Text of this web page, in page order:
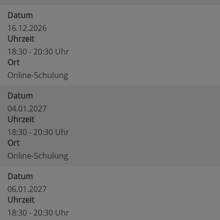
Datum
16.12.2026
Uhrzeit
18:30 - 20:30 Uhr
Ort
Online-Schulung
Datum
04.01.2027
Uhrzeit
18:30 - 20:30 Uhr
Ort
Online-Schulung
Datum
06.01.2027
Uhrzeit
18:30 - 20:30 Uhr